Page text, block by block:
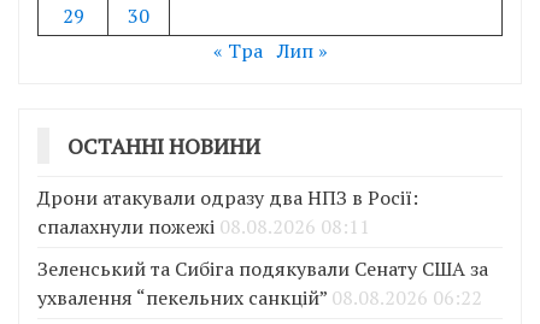
29
30
« Тра Лип »
ОСТАННІ НОВИНИ
Дрони атакували одразу два НПЗ в Росії:
спалахнули пожежі 08.08.2026 08:11
Зеленський та Сибіга подякували Сенату США за
ухвалення “пекельних санкцій” 08.08.2026 06:22